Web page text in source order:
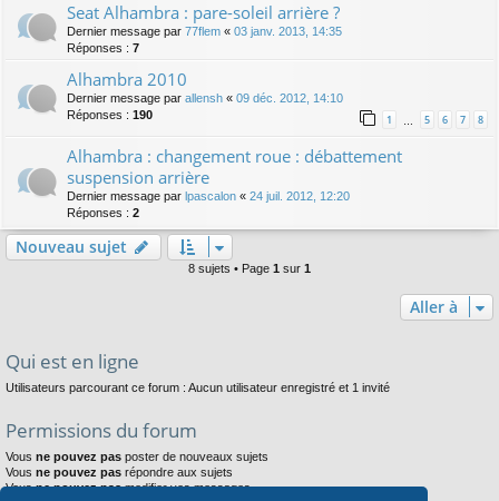
Seat Alhambra : pare-soleil arrière ?
Dernier message par 77flem « 03 janv. 2013, 14:35
Réponses : 7
Alhambra 2010
Dernier message par allensh « 09 déc. 2012, 14:10
Réponses : 190 1 … 5 6 7 8
Alhambra : changement roue : débattement
suspension arrière
Dernier message par lpascalon « 24 juil. 2012, 12:20
Réponses : 2
Nouveau sujet
8 sujets • Page 1 sur 1
Aller à
Qui est en ligne
Utilisateurs parcourant ce forum : Aucun utilisateur enregistré et 1 invité
Permissions du forum
Vous ne pouvez pas poster de nouveaux sujets
Vous ne pouvez pas répondre aux sujets
Vousne pouvez pasmodifier vos messages